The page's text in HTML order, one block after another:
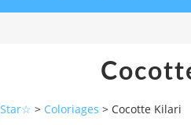
> Coloriages > Cocotte Kilari